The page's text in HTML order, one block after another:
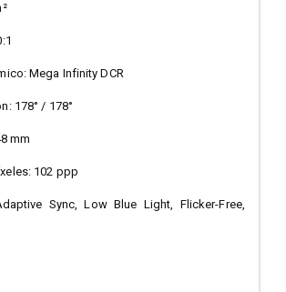
Mega Infinity DCR
178° / 178°
mm
102 ppp
Sync, Low Blue Light, Flicker-Free,